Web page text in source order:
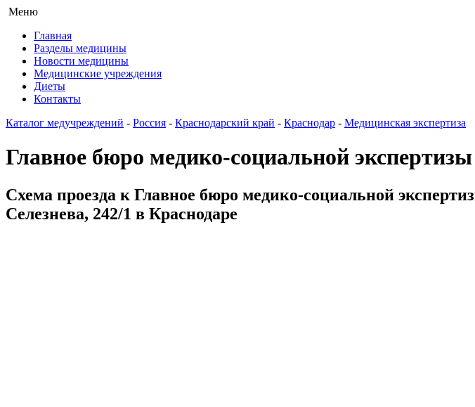
Меню
Главная
Разделы медицины
Новости медицины
Медицинские учреждения
Диеты
Контакты
Каталог медучреждений - Россия - Краснодарский край - Краснодар - Медицинская экспертиза
Главное бюро медико-социальной
Схема проезда к Главное бюро медико-социальной
Селезнева, 242/1 в Краснодаре